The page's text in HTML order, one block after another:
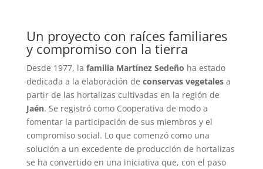
Un proyecto con raíces familiares
y compromiso con la tierra
Desde 1977, la familia Martínez Sedeño ha estado
dedicada a la elaboración de conservas vegetalesa
partir de las hortalizas cultivadas en la región de
Jaén. Se registró como Cooperativa de modo a
fomentar la participación de sus miembros y el
compromiso social. Lo que comenzó como una
solución a un excedente de producción de hortalizas
se ha convertido en una iniciativa que, con el paso